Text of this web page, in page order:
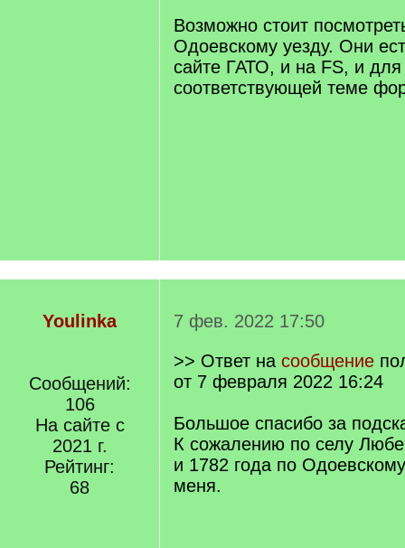
Возможно стоит
Одоевскому уезду. Они
сайте ГАТО, и на FS, и для
соответствующей теме
Youlinka
Сообщений:
106
На сайте с
2021 г.
Рейтинг:
68
7 фев. 2022 17:50
>> Ответ на сообщение
от 7 февраля 2022 16:24
Большое спасибо за
К сожалению по селу
и 1782 года по
меня.